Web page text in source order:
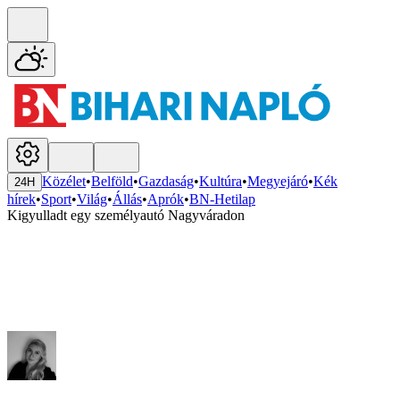
24H Közélet•Belföld•Gazdaság•Kultúra•Megyejáró•Kék
hírek•Sport•Világ•Állás•Aprók•BN-Hetilap
Kigyulladt egy személyautó Nagyváradon